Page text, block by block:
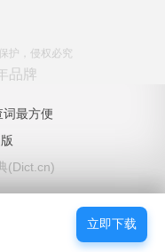
护，侵权必究
品牌
最方便
(Dict.cn)
立即下载
立即下载